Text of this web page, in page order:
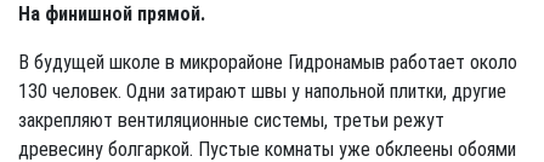
На финишной прямой.
В будущей школе в микрорайоне Гидронамыв работает около
130 человек. Одни затирают швы у напольной плитки, другие
закрепляют вентиляционные системы, третьи режут
древесину болгаркой. Пустые комнаты уже обклеены обоями